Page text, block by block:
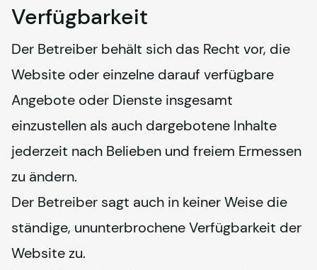
Verfügbarkeit
Der Betreiber behält sich das Recht vor, die
Website oder einzelne darauf verfügbare
Angebote oder Dienste insgesamt
einzustellen als auch dargebotene Inhalte
jederzeit nach Belieben und freiem Ermessen
zu ändern.
Der Betreiber sagt auch in keiner Weise die
ständige, ununterbrochene Verfügbarkeit der
Website zu.